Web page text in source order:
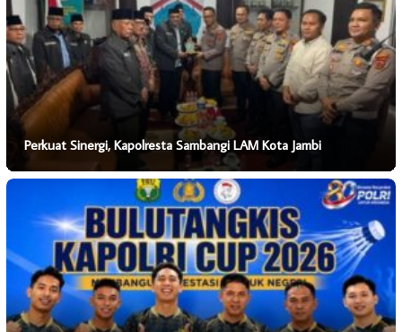
Perkuat Sinergi, Kapolresta Sambangi LAM Kota Jambi